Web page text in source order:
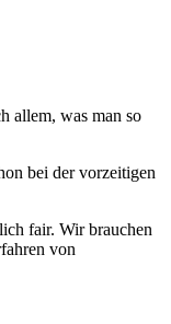
allem, was man so
bei der vorzeitigen
fair. Wir brauchen
von